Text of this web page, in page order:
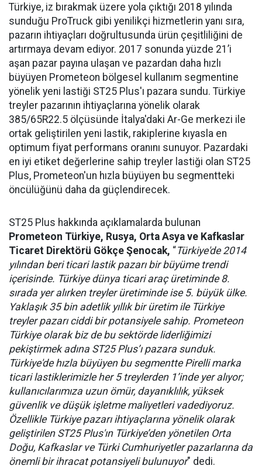
Türkiye, iz bırakmak üzere yola çıktığı 2018 yılında
sunduğu ProTruck gibi yenilikçi hizmetlerin yanı sıra,
pazarın ihtiyaçları doğrultusunda ürün çeşitliliğini de
artırmaya devam ediyor. 2017 sonunda yüzde 21’i
aşan pazar payına ulaşan ve pazardan daha hızlı
büyüyen Prometeon bölgesel kullanım segmentine
yönelik yeni lastiği ST25 Plus'ı pazara sundu. Türkiye
treyler pazarının ihtiyaçlarına yönelik olarak
385/65R22.5 ölçüsünde İtalya'daki Ar-Ge merkezi ile
ortak geliştirilen yeni lastik, rakiplerine kıyasla en
optimum fiyat performans oranını sunuyor. Pazardaki
en iyi etiket değerlerine sahip treyler lastiği olan ST25
Plus, Prometeon'un hızla büyüyen bu segmentteki
öncülüğünü daha da güçlendirecek.
ST25 Plus hakkında açıklamalarda bulunan
Prometeon Türkiye, Rusya, Orta Asya ve Kafkaslar
Ticaret Direktörü Gökçe Şenocak, “Türkiye'de 2014
yılından beri ticari lastik pazarı bir büyüme trendi
içerisinde. Türkiye dünya ticari araç üretiminde 8.
sırada yer alırken treyler üretiminde ise 5. büyük ülke.
Yaklaşık 35 bin adetlik yıllık bir üretim ile Türkiye
treyler pazarı ciddi bir potansiyele sahip. Prometeon
Türkiye olarak biz de bu sektörde liderliğimizi
pekiştirmek adına ST25 Plus’ı pazara sunduk.
Türkiye'de hızla büyüyen bu segmentte Pirelli marka
ticari lastiklerimizle her 5 treylerden 1’inde yer alıyor;
kullanıcılarımıza uzun ömür, dayanıklılık, yüksek
güvenlik ve düşük işletme maliyetleri vadediyoruz.
Özellikle Türkiye pazarı ihtiyaçlarına yönelik olarak
geliştirilen ST25 Plus'ın Türkiye’den yönetilen Orta
Doğu, Kafkaslar ve Türki Cumhuriyetler pazarlarına da
önemli bir ihracat potansiyeli bulunuyor" dedi.